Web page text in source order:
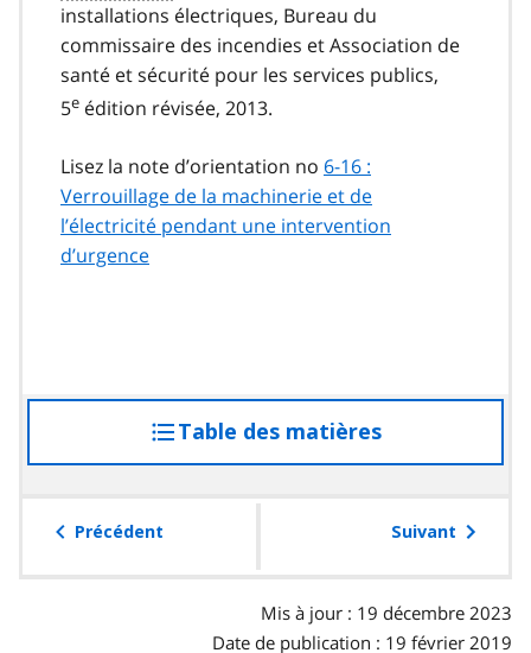
installations électriques, Bureau du
commissaire des incendies et Association de
santé et sécurité pour les services publics,
5e édition révisée, 2013.
Lisez la note d’orientation no 6-16 :
Verrouillage de la machinerie et de
l’électricité pendant une intervention
d’urgence
Table des matières
à
table
Précédent Suivant
Mis à jour : 19 décembre 2023
Date de publication : 19 février 2019